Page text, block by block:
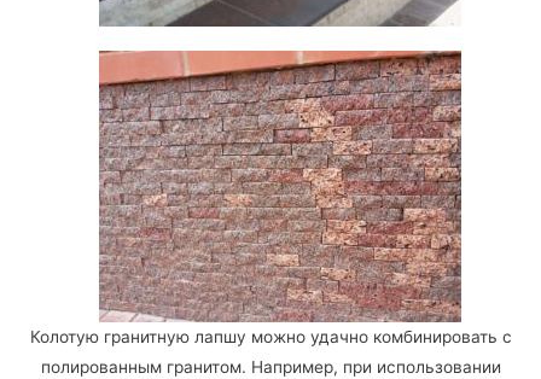
Колотую гранитную лапшу можно удачно комбинировать с
полированным гранитом. Например, при использовании